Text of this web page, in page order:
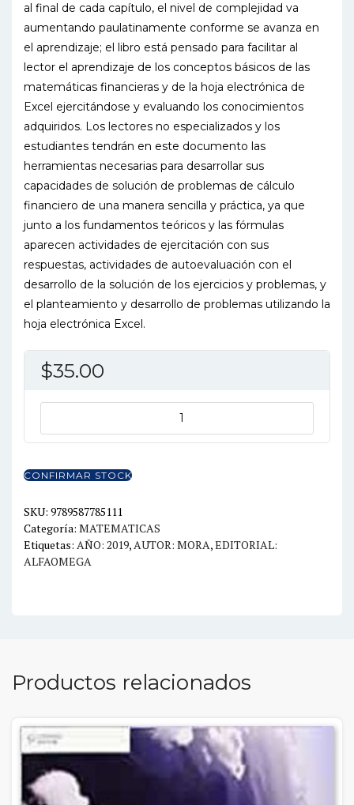
al final de cada capítulo, el nivel de complejidad va
aumentando paulatinamente conforme se avanza en
el aprendizaje; el libro está pensado para facilitar al
lector el aprendizaje de los conceptos básicos de las
matemáticas financieras y de la hoja electrónica de
Excel ejercitándose y evaluando los conocimientos
adquiridos. Los lectores no especializados y los
estudiantes tendrán en este documento las
herramientas necesarias para desarrollar sus
capacidades de solución de problemas de cálculo
financiero de una manera sencilla y práctica, ya que
junto a los fundamentos teóricos y las fórmulas
aparecen actividades de ejercitación con sus
respuestas, actividades de autoevaluación con el
desarrollo de la solución de los ejercicios y problemas, y
el planteamiento y desarrollo de problemas utilizando la
hoja electrónica Excel.
$35.00
FINANCIERAS
cantidad
CONFIRMAR STOCK
SKU: 9789587785111
Categoría: MATEMATICAS
Etiquetas: AÑO: 2019,AUTOR: MORA,EDITORIAL:
ALFAOMEGA
Productos relacionados